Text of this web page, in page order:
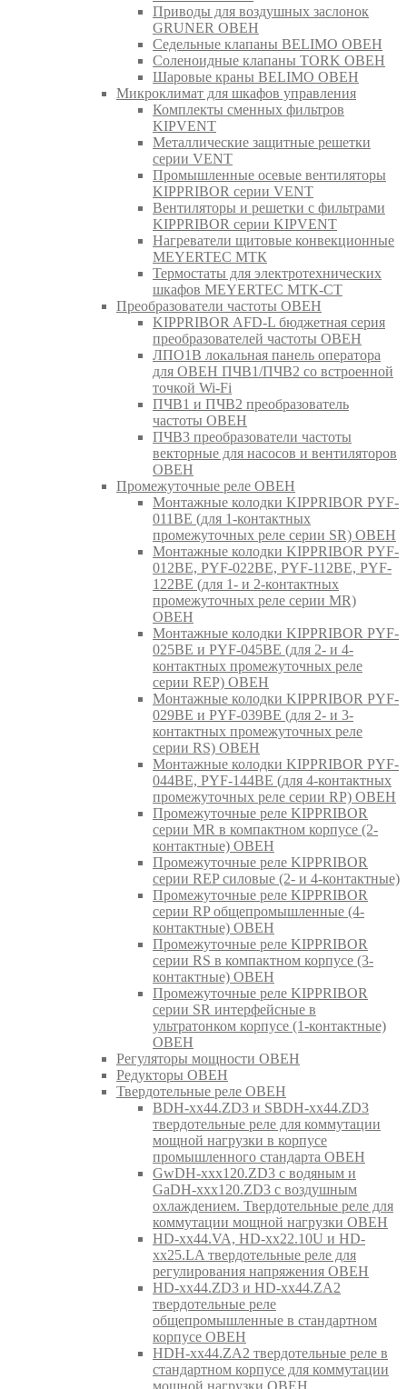
Приводы для воздушных заслонок
GRUNER ОВЕН
Седельные клапаны BELIMO ОВЕН
Соленоидные клапаны TORK ОВЕН
Шаровые краны BELIMO ОВЕН
Микроклимат для шкафов управления
Комплекты сменных фильтров
KIPVENT
Металлические защитные решетки
серии VENT
Промышленные осевые вентиляторы
KIPPRIBOR серии VENT
Вентиляторы и решетки с фильтрами
KIPPRIBOR серии KIPVENT
Нагреватели щитовые конвекционные
MEYERTEC МТК
Термостаты для электротехнических
шкафов MEYERTEC МТК-СТ
Преобразователи частоты ОВЕН
KIPPRIBOR AFD-L бюджетная серия
преобразователей частоты ОВЕН
ЛПО1В локальная панель оператора
для ОВЕН ПЧВ1/ПЧВ2 со встроенной
точкой Wi-Fi
ПЧВ1 и ПЧВ2 преобразователь
частоты ОВЕН
ПЧВ3 преобразователи частоты
векторные для насосов и вентиляторов
ОВЕН
Промежуточные реле ОВЕН
Монтажные колодки KIPPRIBOR PYF-
011BE (для 1-контактных
промежуточных реле серии SR) ОВЕН
Монтажные колодки KIPPRIBOR PYF-
012BE, PYF-022BE, PYF-112BE, PYF-
122BE (для 1- и 2-контактных
промежуточных реле серии MR)
ОВЕН
Монтажные колодки KIPPRIBOR PYF-
025BE и PYF-045BE (для 2- и 4-
контактных промежуточных реле
серии REP) ОВЕН
Монтажные колодки KIPPRIBOR PYF-
029BE и PYF-039BE (для 2- и 3-
контактных промежуточных реле
серии RS) ОВЕН
Монтажные колодки KIPPRIBOR PYF-
044BE, PYF-144BE (для 4-контактных
промежуточных реле серии RP) ОВЕН
Промежуточные реле KIPPRIBOR
серии MR в компактном корпусе (2-
контактные) ОВЕН
Промежуточные реле KIPPRIBOR
серии REP силовые (2- и 4-контактные)
Промежуточные реле KIPPRIBOR
серии RP общепромышленные (4-
контактные) ОВЕН
Промежуточные реле KIPPRIBOR
серии RS в компактном корпусе (3-
контактные) ОВЕН
Промежуточные реле KIPPRIBOR
серии SR интерфейсные в
ультратонком корпусе (1-контактные)
ОВЕН
Регуляторы мощности ОВЕН
Редукторы ОВЕН
Твердотельные реле ОВЕН
BDH-xx44.ZD3 и SBDH-xx44.ZD3
твердотельные реле для коммутации
мощной нагрузки в корпусе
промышленного стандарта ОВЕН
GwDH-xxx120.ZD3 с водяным и
GaDH-xxx120.ZD3 с воздушным
охлаждением. Твердотельные реле для
коммутации мощной нагрузки ОВЕН
HD-xx44.VA, HD-xx22.10U и HD-
xx25.LA твердотельные реле для
регулирования напряжения ОВЕН
HD-xx44.ZD3 и HD-xx44.ZA2
твердотельные реле
общепромышленные в стандартном
корпусе ОВЕН
HDH-xx44.ZA2 твердотельные реле в
стандартном корпусе для коммутации
мощной нагрузки ОВЕН